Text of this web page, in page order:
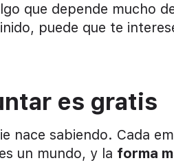
que depende mucho
puede que te
es gratis
nace sabiendo. Cada
un mundo, y la forma